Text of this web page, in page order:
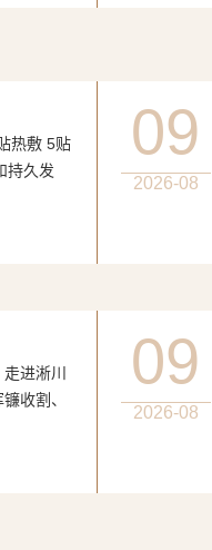
敷 5贴
持久发
09
2026-08
进淅川
收割、
09
2026-08